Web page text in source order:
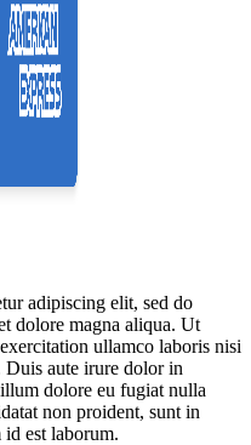
adipiscing elit, sed do
dolore magna aliqua. Ut
ullamco laboris nisi
Duis aute irure dolor in
dolore eu fugiat nulla
non proident, sunt in
est laborum.